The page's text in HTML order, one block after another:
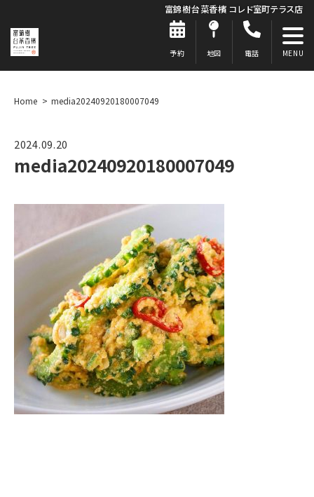
富錦樹台菜香檳 コレド室町テラス店
予約 地図 電話
Home media20240920180007049
2024.09.20
media20240920180007049